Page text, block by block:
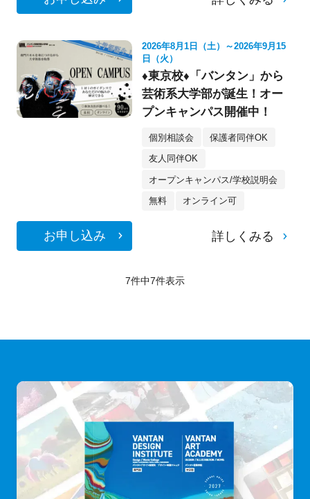
2026年8月1日（土）～2026年9月15
日（火）
♦東京校♦「バンタン」から
芸術系大学部が誕生！オー
プンキャンパス開催中！
個別相談会 保護者同伴OK
友人同伴OK
オープンキャンパス/学校説明会
無料 オンライン可
お申し込み 詳しくみる
7件中7件表示